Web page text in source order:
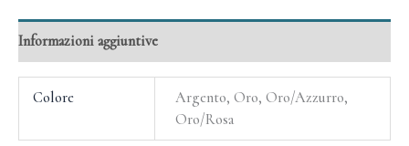
Informazioni aggiuntive
Colore
Argento, Oro, Oro/Azzurro,
Oro/Rosa